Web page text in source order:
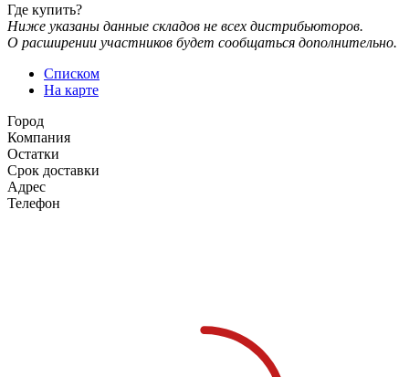
Где купить?
Ниже указаны данные складов не всех дистрибьюторов.
О расширении участников будет сообщаться дополнительно.
Списком
На карте
Город
Компания
Остатки
Срок доставки
Адрес
Телефон